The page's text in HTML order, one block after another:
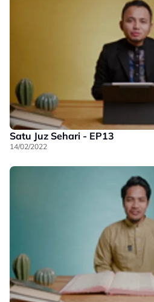
Satu Juz Sehari - EP13
14/02/2022